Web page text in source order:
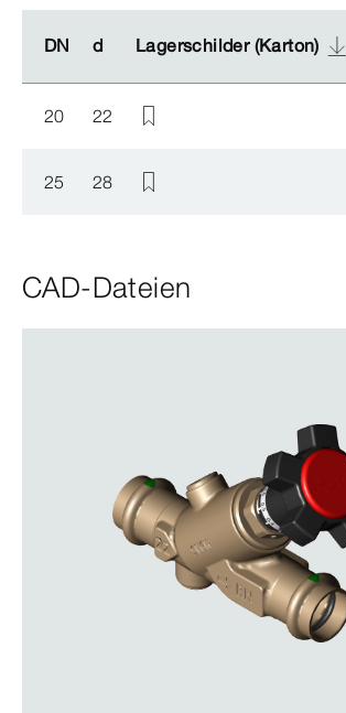
DN d Lagerschilder (Karton)
DN d Lagerschilder (Karton)
20 22
25 28
CAD-Dateien